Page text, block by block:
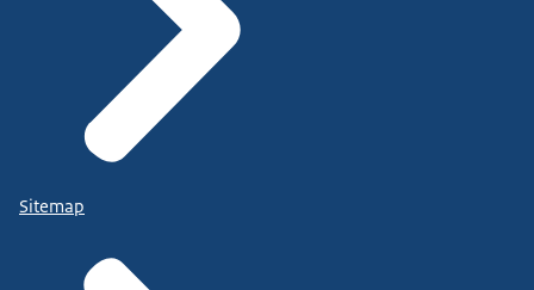
Sitemap